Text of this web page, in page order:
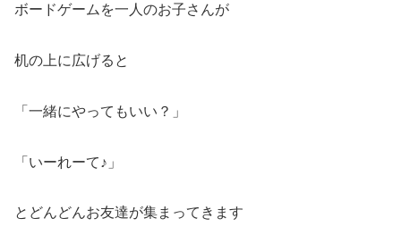
ボードゲームを一人のお子さんが
机の上に広げると
「一緒にやってもいい？」
「いーれーて♪」
とどんどんお友達が集まってきます